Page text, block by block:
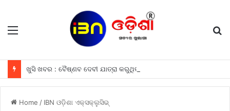
Menu
Home / IBN ଓଡ଼ିଶା ଏକ୍ସକ୍ଲୁସିଭ୍